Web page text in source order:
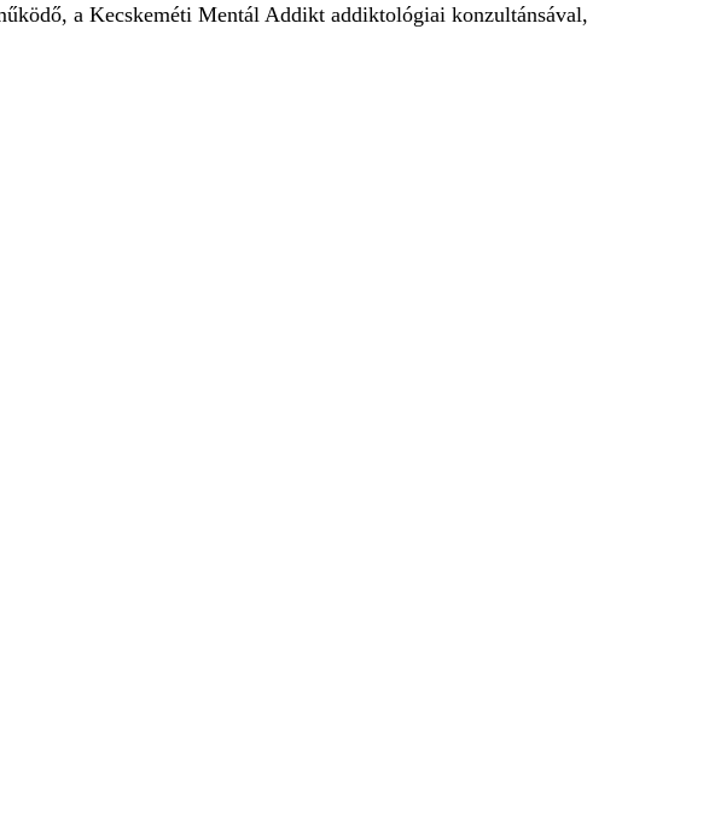
a Kecskeméti Mentál Addikt addiktológiai konzultánsával,